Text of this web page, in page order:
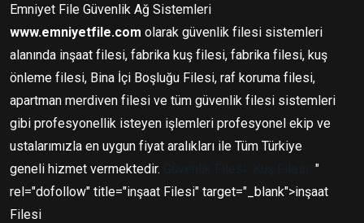
Emniyet File Güvenlik Ağ Sistemleri
www.emniyetfile.com olarak güvenlik filesi sistemleri
alanında inşaat filesi, fabrika kuş filesi, fabrika filesi, kuş
önleme filesi, Bina İçi Boşluğu Filesi, raf koruma filesi,
apartman merdiven filesi ve tüm güvenlik filesi sistemleri
gibi profesyonellik isteyen işlemleri profesyonel ekip ve
ustalarımızla en uygun fiyat aralıkları ile Tüm Türkiye
geneli hizmet vermektedir.
"
rel="dofollow" title="inşaat Filesi" target="_blank">inşaat
Filesi